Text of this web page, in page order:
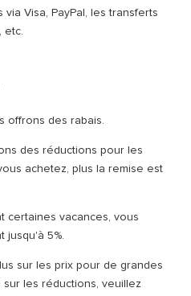
Visa, PayPal, les transferts
etc.
offrons des rabais.
des réductions pour les
achetez, plus la remise est
certaines vacances, vous
jusqu'à 5%.
sur les prix pour de grandes
les réductions, veuillez